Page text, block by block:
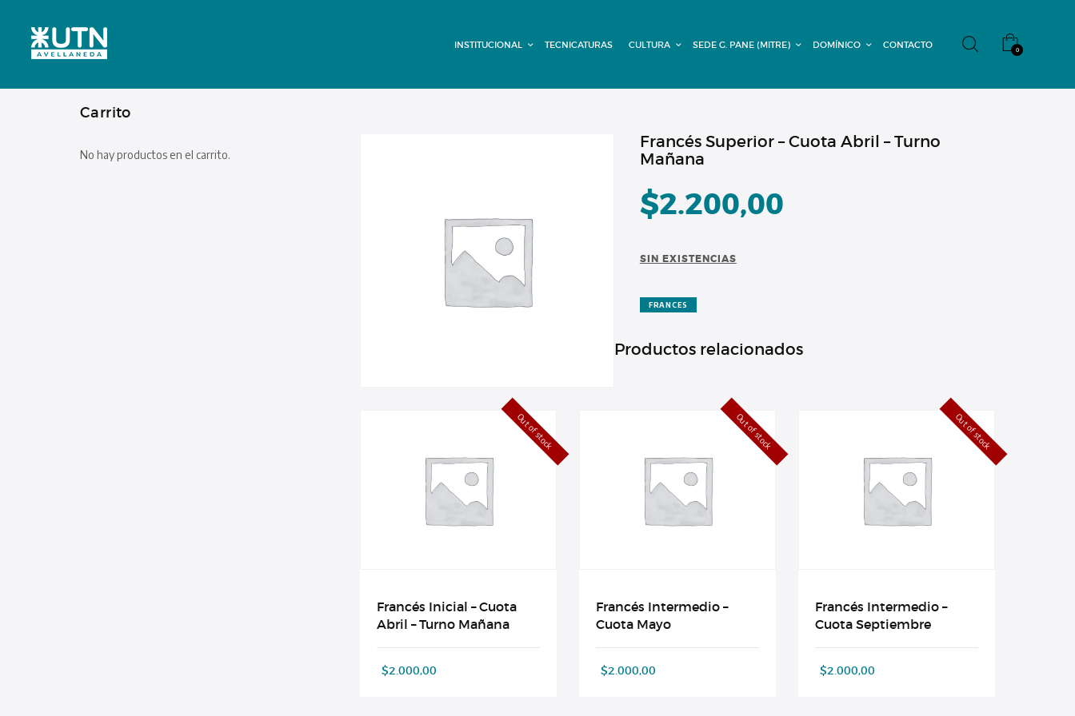
INSTITUCIONAL TECNICATURAS CULTURA SEDE G. PANE (MITRE) DOMÍNICO CONTACTO 0
DOMÍNICO
CONTACTO
Francés Superior – Cuota Abril – Turno
Mañana
$2.200,00
SIN EXISTENCIAS
FRANCES
Productos relacionados
Out of stock
Francés Inicial – Cuota
Abril – Turno Mañana
$2.000,00
Out of stock
Francés Intermedio –
Cuota Mayo
$2.000,00
Out of stock
Francés Intermedio –
Cuota Septiembre
$2.000,00
Carrito
No hay productos en el carrito.